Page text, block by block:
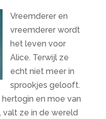
Vreemderer en
vreemderer wordt
het leven voor
Alice. Terwijl ze
echt niet meer in
sprookjes gelooft.
en moe van
valt ze in de wereld